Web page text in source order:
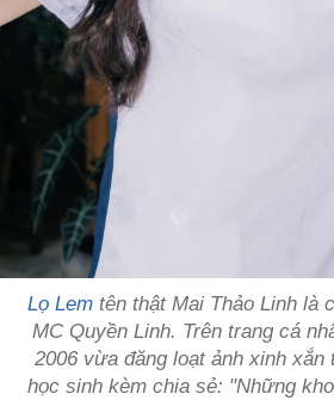
Lọ Lemtên thật Mai Thảo Linh là
MC Quyền Linh. Trên trang cá
2006 vừa đăng loạt ảnh xinh xắn
học sinh kèm chia sẻ: "Những